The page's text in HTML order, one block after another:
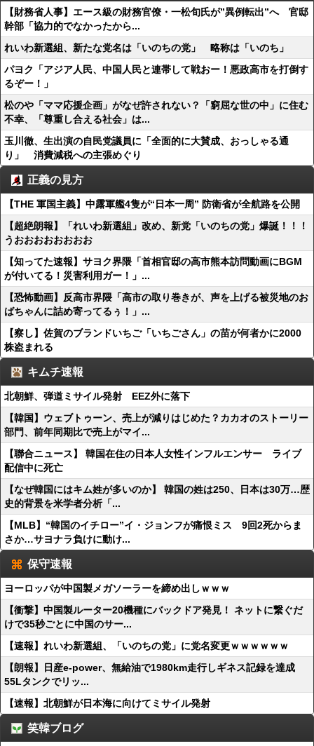
【財務省人事】エース級の財務官僚・一松旬氏が”異例転出”へ 官邸
幹部「協力的でなかったから...
れいわ新選組、新たな党名は「いのちの党」 略称は「いのち」
パヨク「アジア人民、中国人民と連帯して戦おー！悪政高市を打倒す
るぞー！」
松のや「ママ応援企画」がなぜ許されない？「窮屈な世の中」に住む
不幸、「尊重し合える社会」は...
玉川徹、生出演の自民党議員に「全面的に大賛成、おっしゃる通
り」 消費減税への主張めぐり
正義の見方
【THE 軍国主義】中露軍艦4隻が“日本一周” 防衛省が全航路を公開
【超絶朗報】「れいわ新選組」改め、新党「いのちの党」爆誕！！！
うおおおおおおおお
【知ってた速報】サヨク界隈「首相官邸の高市熊本訪問動画にBGM
が付いてる！災害利用ガー！」...
【恐怖動画】反高市界隈「高市の取り巻きが、声を上げる被災地のお
ばちゃんに詰め寄ってるぅ！」...
【察し】佐賀のブランドいちご「いちごさん」の苗が何者かに2000
株盗まれる
キムチ速報
北朝鮮、弾道ミサイル発射 EEZ外に落下
【韓国】ウェブトゥーン、売上が減りはじめた？カカオのストーリー
部門、前年同期比で売上がマイ...
【聯合ニュース】 韓国在住の日本人女性インフルエンサー ライブ
配信中に死亡
【なぜ韓国にはキム姓が多いのか】 韓国の姓は250、日本は30万…歴
史的背景を米学者分析「...
【MLB】“韓国のイチロー”イ・ジョンフが痛恨ミス 9回2死からま
さか…サヨナラ負けに動け...
保守速報
ヨーロッパが中国製メガソーラーを締め出しｗｗｗ
【衝撃】中国製ルーター20機種にバックドア発見！ ネットに繋ぐだ
けで35秒ごとに中国のサー...
【速報】れいわ新選組、「いのちの党」に党名変更ｗｗｗｗｗｗ
【朗報】日産e-power、無給油で1980km走行しギネス記録を達成
55Lタンクでリッ...
【速報】北朝鮮が日本海に向けてミサイル発射
笑韓ブログ